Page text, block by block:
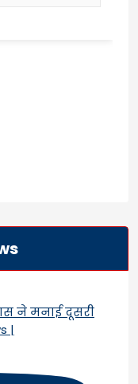
ने मनाई दूसरी
|